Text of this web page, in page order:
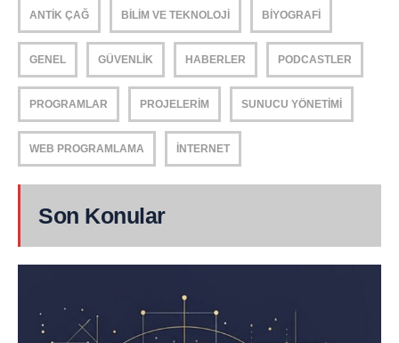
ANTIK ÇAĞ BILIM VE TEKNOLOJI BIYOGRAFI
GENEL GÜVENLIK HABERLER PODCASTLER
PROGRAMLAR PROJELERIM SUNUCU YÖNETIMI
WEB PROGRAMLAMA İNTERNET
Son Konular